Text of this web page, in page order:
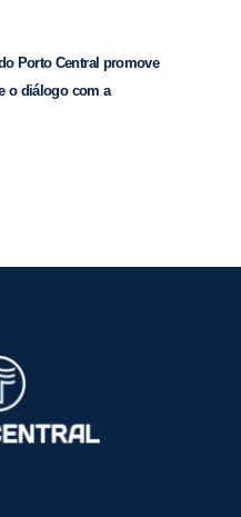
Porto Central promove
o diálogo com a